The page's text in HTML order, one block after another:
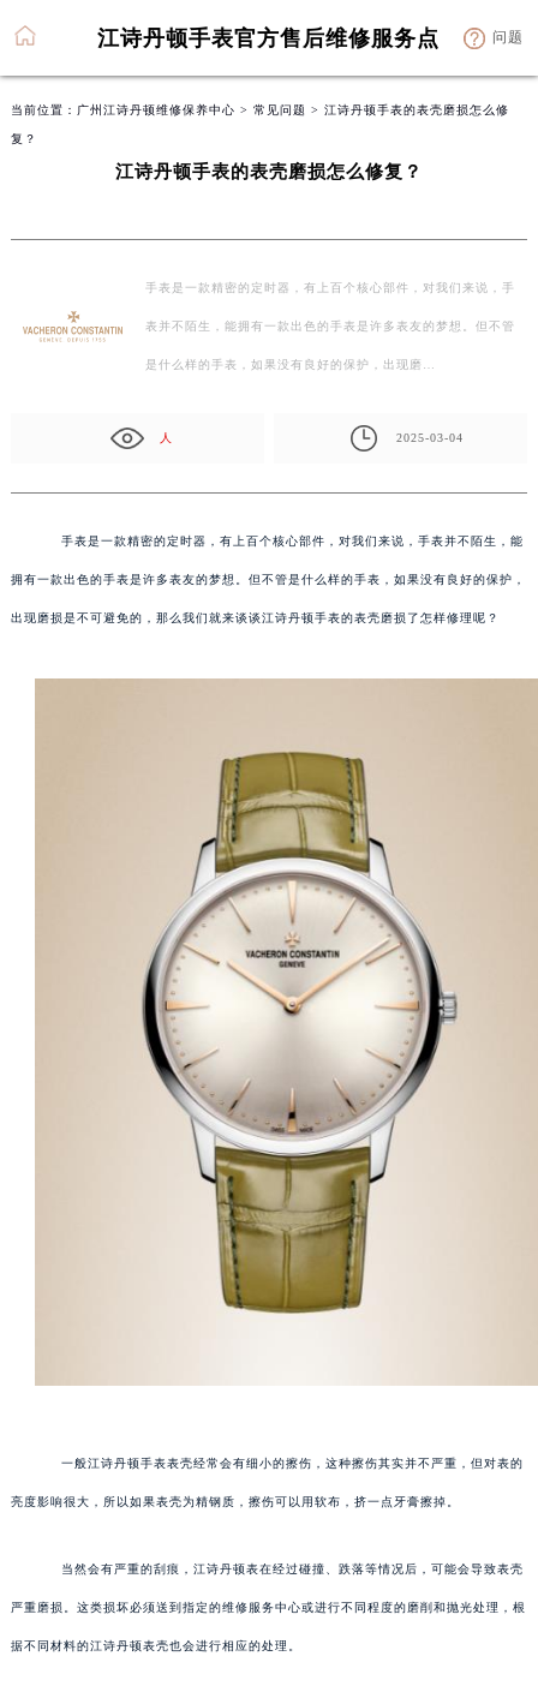
江诗丹顿手表官方售后维修服务点 问题
当前位置： 广州江诗丹顿维修保养中心 > 常见问题 > 江诗丹顿手表的表壳磨损怎么修
复？
江诗丹顿手表的表壳磨损怎么修复？
手表是一款精密的定时器，有上百个核心部件，对我们来说，手
表并不陌生，能拥有一款出色的手表是许多表友的梦想。但不管
是什么样的手表，如果没有良好的保护，出现磨…
人 2025-03-04
手表是一款精密的定时器，有上百个核心部件，对我们来说，手表并不陌生，能
拥有一款出色的手表是许多表友的梦想。但不管是什么样的手表，如果没有良好的保护，
出现磨损是不可避免的，那么我们就来谈谈江诗丹顿手表的表壳磨损了怎样修理呢？
一般江诗丹顿手表表壳经常会有细小的擦伤，这种擦伤其实并不严重，但对表的
亮度影响很大，所以如果表壳为精钢质，擦伤可以用软布，挤一点牙膏擦掉。
当然会有严重的刮痕，江诗丹顿表在经过碰撞、跌落等情况后，可能会导致表壳
严重磨损。这类损坏必须送到指定的维修服务中心或进行不同程度的磨削和抛光处理，根
据不同材料的江诗丹顿表壳也会进行相应的处理。